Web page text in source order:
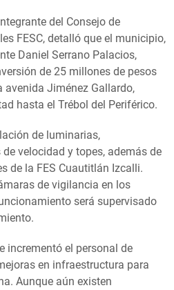
del Consejo de
FESC, detalló que el municipio,
Daniel Serrano Palacios,
de 25 millones de pesos
avenida Jiménez Gallardo,
hasta el Trébol del Periférico.
de luminarias,
velocidad y topes, además de
de la FES Cuautitlán Izcalli.
de vigilancia en los
será supervisado
incrementó el personal de
en infraestructura para
Aunque aún existen